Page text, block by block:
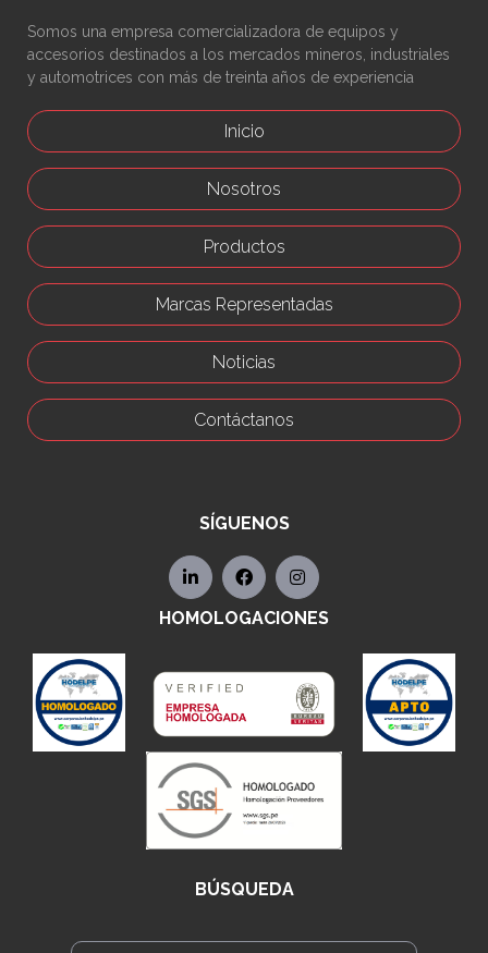
Somos una empresa comercializadora de equipos y
accesorios destinados a los mercados mineros, industriales
y automotrices con más de treinta años de experiencia
Inicio
Nosotros
Productos
Marcas Representadas
Noticias
Contáctanos
SÍGUENOS
HOMOLOGACIONES
BÚSQUEDA